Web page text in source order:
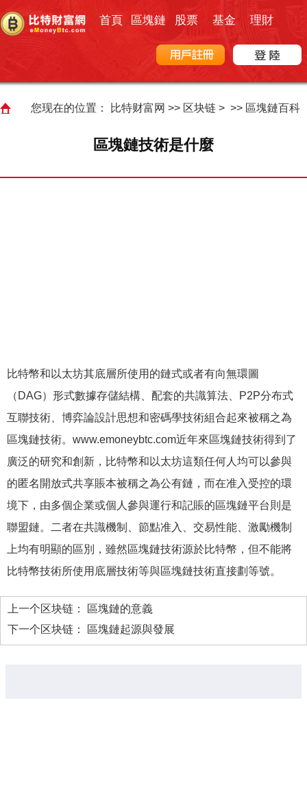
首頁 區塊鏈 股票 基金 理財
您现在的位置： 比特财富网 >> 区块链> >> 區塊鏈百科
區塊鏈技術是什麼
比特幣和以太坊其底層所使用的鏈式或者有向無環圖
（DAG）形式數據存儲結構、配套的共識算法、P2P分布式
互聯技術、博弈論設計思想和密碼學技術組合起來被稱之為
區塊鏈技術。www.emoneybtc.com近年來區塊鏈技術得到了
廣泛的研究和創新，比特幣和以太坊這類任何人均可以參與
的匿名開放式共享賬本被稱之為公有鏈，而在准入受控的環
境下，由多個企業或個人參與運行和記賬的區塊鏈平台則是
聯盟鏈。二者在共識機制、節點准入、交易性能、激勵機制
上均有明顯的區別，雖然區塊鏈技術源於比特幣，但不能將
比特幣技術所使用底層技術等與區塊鏈技術直接劃等號。
上一个区块链：
區塊鏈的意義
下一个区块链：
區塊鏈起源與發展